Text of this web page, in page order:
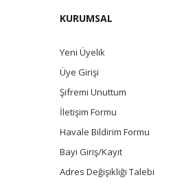
KURUMSAL
Yeni Üyelik
Üye Girişi
Şifremi Unuttum
İletişim Formu
Havale Bildirim Formu
Bayi Giriş/Kayıt
Adres Değişikliği Talebi